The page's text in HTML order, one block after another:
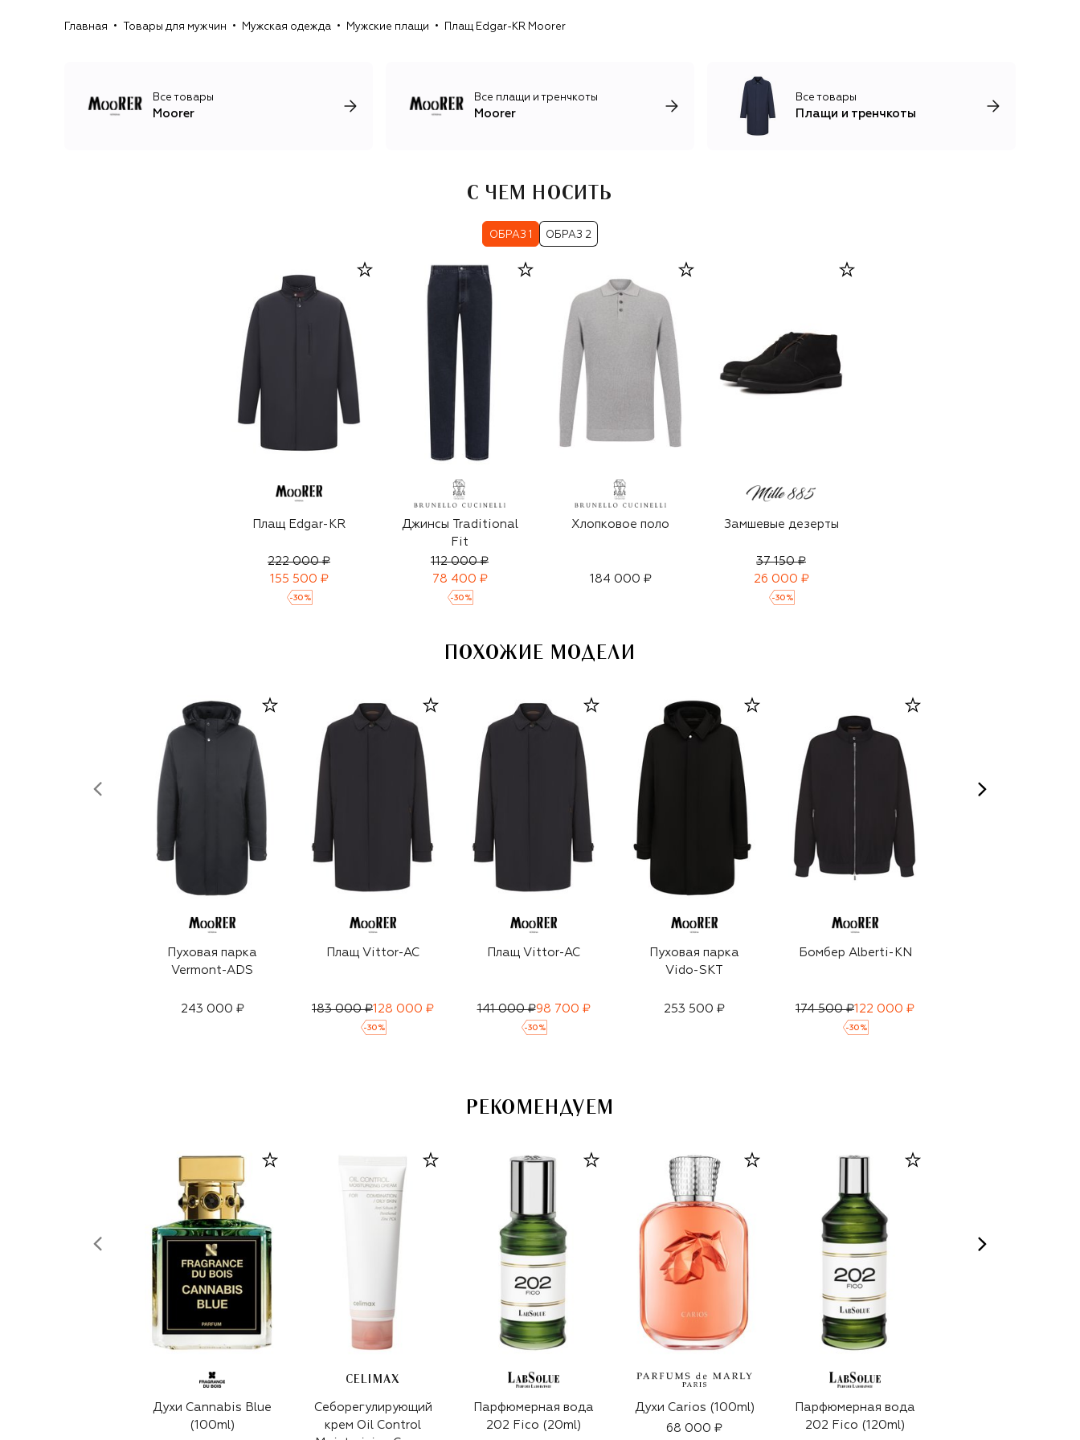
термозащиты указаны на этикетках каждого изделия.
Главная Товары для мужчин Мужская одежда Мужские плащи Плащ Edgar-KR Moorer
Все товары
Moorer
Все плащи и тренчкоты
Moorer
Все товары
Плащи и тренчкоты
С ЧЕМ НОСИТЬ
ОБРАЗ 1 ОБРАЗ 2
Плащ Edgar-KR
222 000 ₽
155 500 ₽
-30 %
Джинсы Traditional
Fit
112 000 ₽
78 400 ₽
-30 %
Хлопковое поло
184 000 ₽
Замшевые дезерты
37 150 ₽
26 000 ₽
-30 %
ПОХОЖИЕ МОДЕЛИ
Пуховая парка
Vermont-ADS
243 000 ₽
Плащ Vittor-AC
183 000 ₽128 000 ₽
-30 %
Плащ Vittor-AC
141 000 ₽98 700 ₽
-30 %
Пуховая парка
Vido-SKT
253 500 ₽
Бомбер Alberti-KN
174 500 ₽122 000 ₽
-30 %
РЕКОМЕНДУЕМ
Духи Cannabis Blue
(100ml)
CELIMAX
Себорегулирующий
крем Oil Control
Парфюмерная вода
202 Fico (20ml)
Духи Carios (100ml)
68 000 ₽
Парфюмерная вода
202 Fico (120ml)